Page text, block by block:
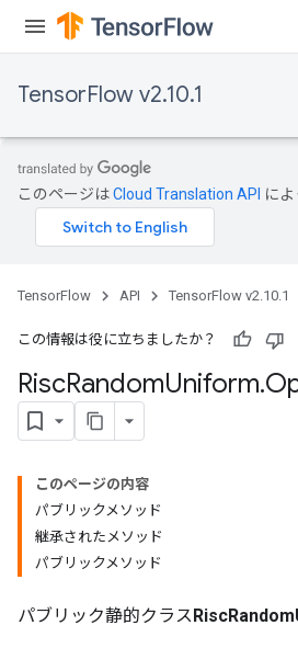
TensorFlow v2.10.1
このページはCloud Translation API に
TensorFlow API TensorFlow v2.10.1
この情報は役に立ちましたか？
RiscRandomUniform.
このページの内容
パブリックメソッド
継承されたメソッド
パブリックメソッド
パブリック静的クラス